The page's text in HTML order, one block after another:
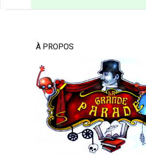
À PROPOS